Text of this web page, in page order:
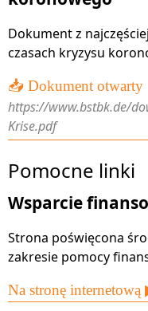
Dokument z
czasach kryzysu
📥 Dokument otwarty
https://www.bstbk.de/
Krise.pdf
Pomocne linki
Wsparcie
Strona poświęcona
zakresie pomocy
Na stronę internetową